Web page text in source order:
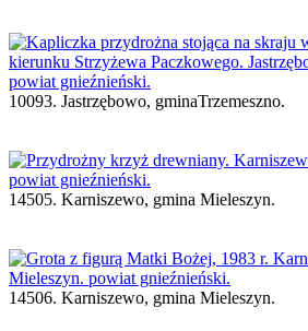
10093. Jastrzębowo, gminaTrzemeszno.
14505. Karniszewo, gmina Mieleszyn.
14506. Karniszewo, gmina Mieleszyn.